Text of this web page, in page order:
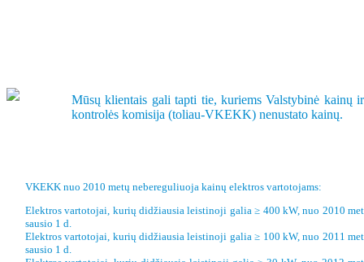
Mūsų klientais gali tapti tie, kuriems Valstybinė kainų ir
kontrolės komisija (toliau-VKEKK) nenustato kainų.
VKEKK nuo 2010 metų nebereguliuoja kainų elektros vartotojams:
Elektros vartotojai, kurių didžiausia leistinoji galia ≥ 400 kW, nuo 2010
sausio 1 d.
Elektros vartotojai, kurių didžiausia leistinoji galia ≥ 100 kW, nuo 2011
sausio 1 d.